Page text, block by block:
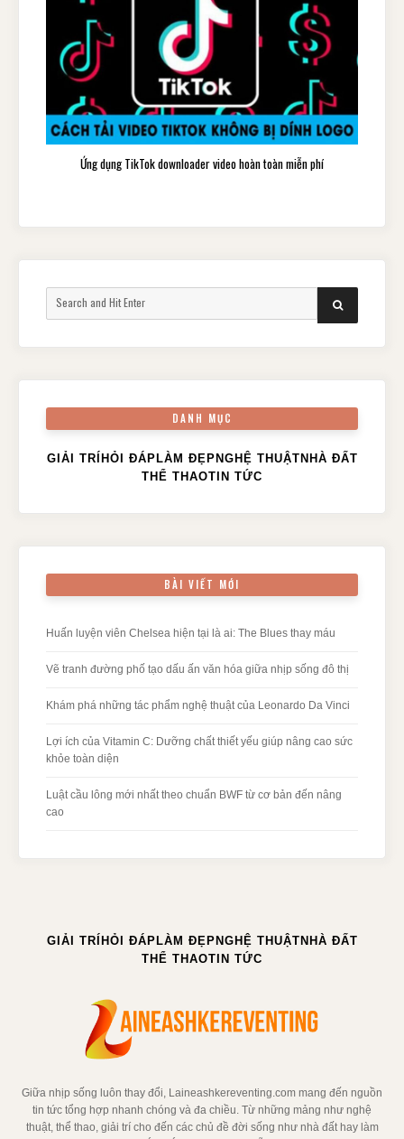
Ứng dụng TikTok downloader video hoàn toàn miễn phí
for:
SEARCH
DANH MỤC
GIẢI TRÍ HỎI ĐÁP LÀM ĐẸP NGHỆ THUẬT NHÀ ĐẤT
THỂ THAOTIN TỨC
BÀI VIẾT MỚI
Huấn luyện viên Chelsea hiện tại là ai: The Blues thay máu
Vẽ tranh đường phố tạo dấu ấn văn hóa giữa nhịp sống đô thị
Khám phá những tác phẩm nghệ thuật của Leonardo Da Vinci
Lợi ích của Vitamin C: Dưỡng chất thiết yếu giúp nâng cao sức
khỏe toàn diện
Luật cầu lông mới nhất theo chuẩn BWF từ cơ bản đến nâng
cao
GIẢI TRÍ HỎI ĐÁP LÀM ĐẸP NGHỆ THUẬT NHÀ ĐẤT
THỂ THAOTIN TỨC
Giữa nhịp sống luôn thay đổi, Laineashkereventing.com mang đến nguồn
tin tức tổng hợp nhanh chóng và đa chiều. Từ những mảng như nghệ
thuật, thể thao, giải trí cho đến các chủ đề đời sống như nhà đất hay làm